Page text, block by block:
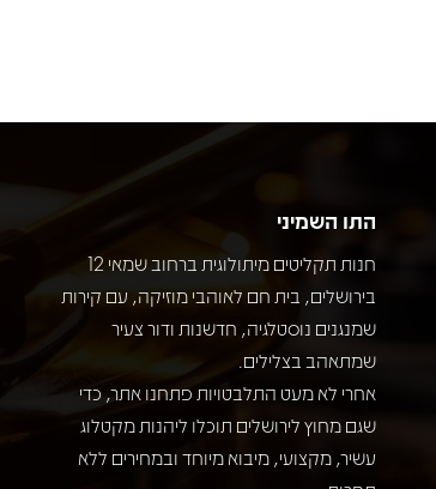
התו השמיני
חנות תקליטים מיתולוגית ברחוב שמאי 12
בירושלים, בית חם לאוהבי מוזיקה, עם קירות
שמנגנים נוסטלגיה, חדשנות ודור צעיר
שמתאהב בצלילים.
אחרי לא מעט התלבטויות פתחנו אתר, כדי
שגם מחוץ לירושלים תוכלו ליהנות מקטלוג
עשיר, מקצועי, מיבוא מיוחד ובמחירים ללא